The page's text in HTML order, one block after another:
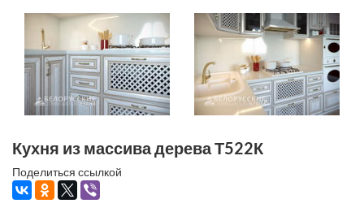
Кухня из массива дерева Т522К
Поделиться ссылкой